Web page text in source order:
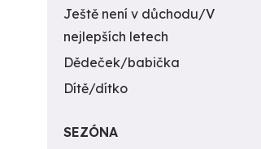
Ještě není v důchodu/V
nejlepších letech
Dědeček/babička
Dítě/dítko
SEZÓNA